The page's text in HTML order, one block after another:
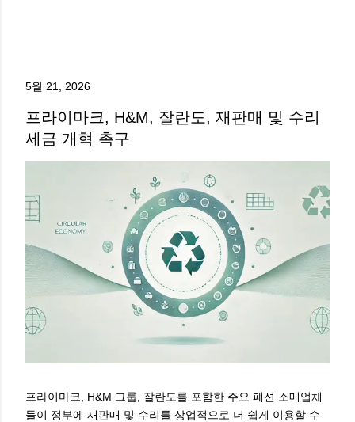
5월 21, 2026
프라이마크, H&M, 잘란도, 재판매 및 수리
세금 개혁 촉구
프라이마크, H&M 그룹, 잘란도를 포함한 주요 패션 소매업체
들이 정부에 재판매 및 수리를 상업적으로 더 쉽게 이용할 수